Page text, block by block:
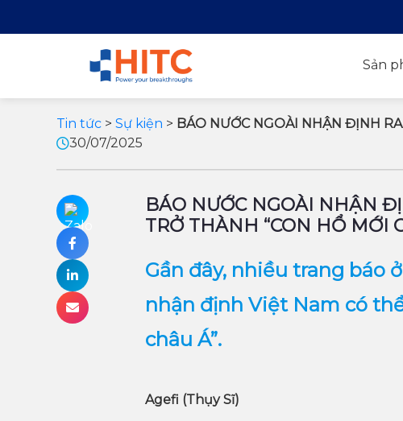
Sản
Tin tức > Sự kiện > BÁO NƯỚC NGOÀI NHẬN ĐỊNH
30/07/2025
BÁO NƯỚC NGOÀI NHẬN
TRỞ THÀNH “CON HỔ MỚI
Gần đây, nhiều trang báo
nhận định Việt Nam có
châu Á”.
Agefi (Thụy Sĩ)